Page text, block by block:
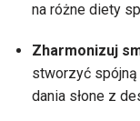
na różne diety
Zharmonizuj
stworzyć spójną
dania słone z